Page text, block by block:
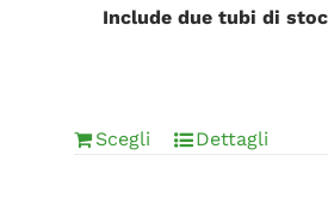
Include due tubi di
Scegli Dettagli